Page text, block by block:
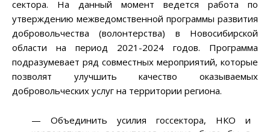
сектора. На данный момент ведется работа по
утверждению межведомственной программы развития
добровольчества (волонтерства) в Новосибирской
области на период 2021-2024 годов. Программа
подразумевает ряд совместных мероприятий, которые
позволят улучшить качество оказываемых
добровольческих услуг на территории региона.
— Объединить усилия госсектора, НКО и